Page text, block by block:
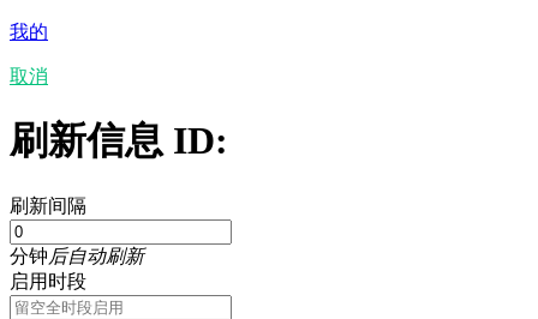
我的
取消
刷新信息 ID:
刷新间隔
分钟后自动刷新
启用时段